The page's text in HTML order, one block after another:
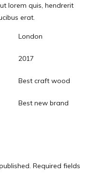
lorem quis, hendrerit
erat.
London
2017
Best craft wood
Best new brand
Required fields